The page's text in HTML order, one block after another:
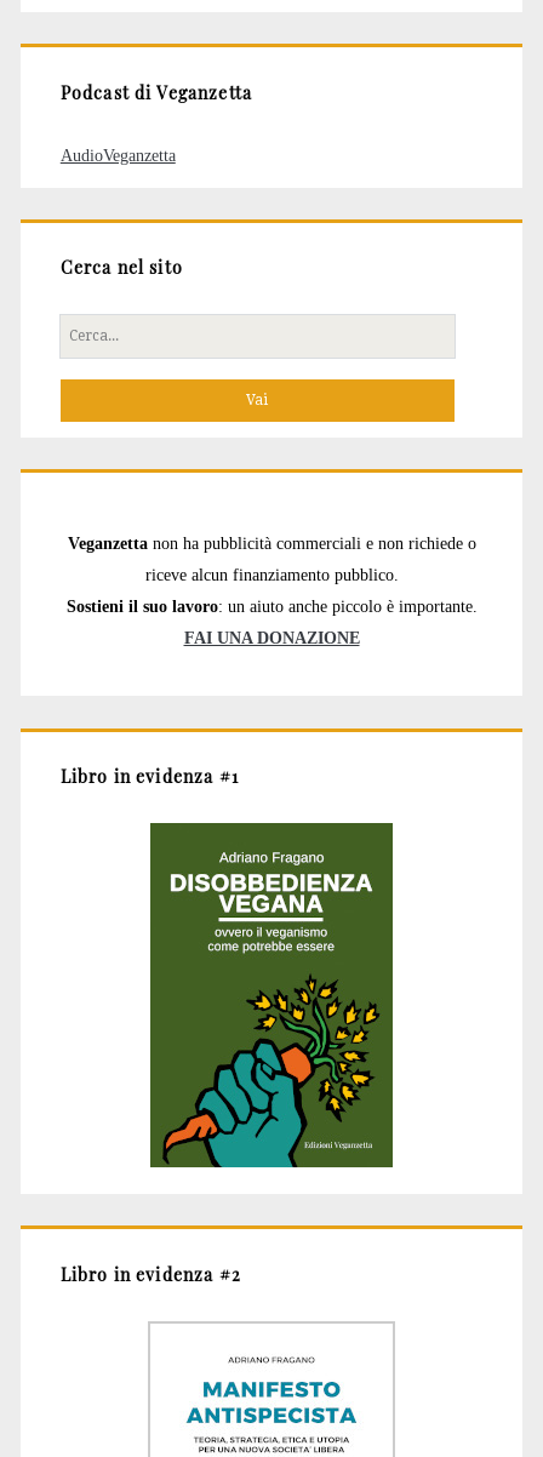
Podcast di Veganzetta
AudioVeganzetta
Cerca nel sito
Cerca
per:
Veganzetta non ha pubblicità commerciali e non richiede o
riceve alcun finanziamento pubblico.
Sostieni il suo lavoro: un aiuto anche piccolo è importante.
FAI UNA DONAZIONE
Libro in evidenza #1
Libro in evidenza #2